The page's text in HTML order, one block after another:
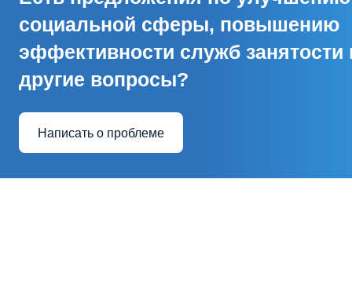
социальной сферы, повышению
эффективности служб занятости
другие вопросы?
Написать о проблеме